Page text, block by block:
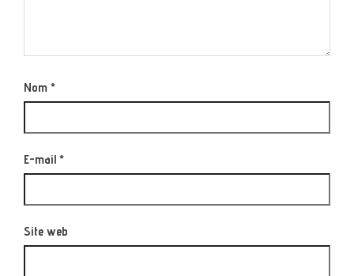
Nom *
E-mail *
Site web